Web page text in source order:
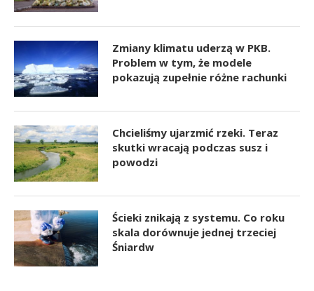
Zmiany klimatu uderzą w PKB.
Problem w tym, że modele
pokazują zupełnie różne rachunki
Chcieliśmy ujarzmić rzeki. Teraz
skutki wracają podczas susz i
powodzi
Ścieki znikają z systemu. Co roku
skala dorównuje jednej trzeciej
Śniardw